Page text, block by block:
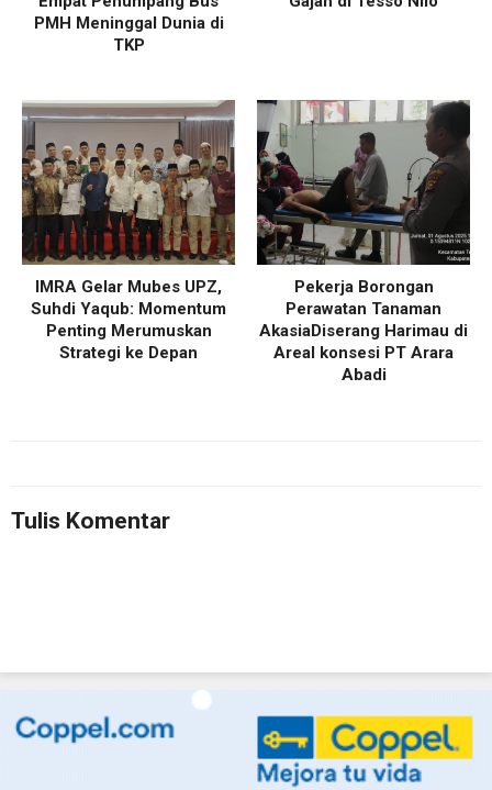
PMH Meninggal Dunia di
TKP
IMRA Gelar Mubes UPZ,
Suhdi Yaqub: Momentum
Penting Merumuskan
Strategi ke Depan
Pekerja Borongan
Perawatan Tanaman
AkasiaDiserang Harimau di
Areal konsesi PT Arara
Abadi
Tulis Komentar